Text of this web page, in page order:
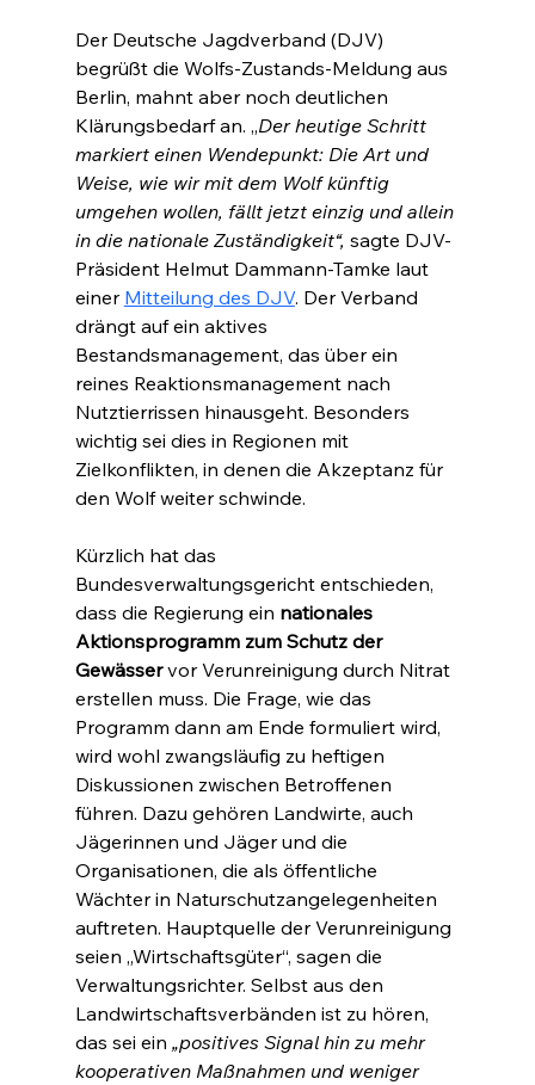
Der Deutsche Jagdverband (DJV)
begrüßt die Wolfs-Zustands-Meldung aus
Berlin, mahnt aber noch deutlichen
Klärungsbedarf an. „Der heutige Schritt
markiert einen Wendepunkt: Die Art und
Weise, wie wir mit dem Wolf künftig
umgehen wollen, fällt jetzt einzig und allein
in die nationale Zuständigkeit“, sagte DJV-
Präsident Helmut Dammann-Tamke laut
einer Mitteilung des DJV. Der Verband
drängt auf ein aktives
Bestandsmanagement, das über ein
reines Reaktionsmanagement nach
Nutztierrissen hinausgeht. Besonders
wichtig sei dies in Regionen mit
Zielkonflikten, in denen die Akzeptanz für
den Wolf weiter schwinde.
Kürzlich hat das
Bundesverwaltungsgericht entschieden,
dass die Regierung ein nationales
Aktionsprogramm zum Schutz der
Gewässer vor Verunreinigung durch Nitrat
erstellen muss. Die Frage, wie das
Programm dann am Ende formuliert wird,
wird wohl zwangsläufig zu heftigen
Diskussionen zwischen Betroffenen
führen. Dazu gehören Landwirte, auch
Jägerinnen und Jäger und die
Organisationen, die als öffentliche
Wächter in Naturschutzangelegenheiten
auftreten. Hauptquelle der Verunreinigung
seien „Wirtschaftsgüter“, sagen die
Verwaltungsrichter. Selbst aus den
Landwirtschaftsverbänden ist zu hören,
das sei ein „positives Signal hin zu mehr
kooperativen Maßnahmen und weniger